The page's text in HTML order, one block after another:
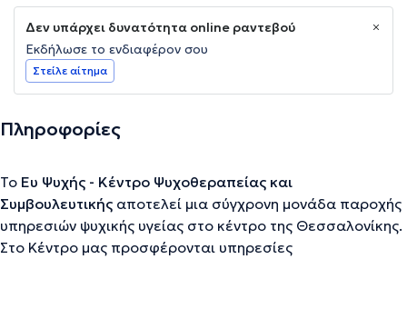
Δεν υπάρχει δυνατότητα online ραντεβού
Εκδήλωσε το ενδιαφέρον σου
Στείλε αίτημα
Πληροφορίες
Το Ευ Ψυχής - Κέντρο Ψυχοθεραπείας και
Συμβουλευτικής αποτελεί μια σύγχρονη μονάδα παροχής
υπηρεσιών ψυχικής υγείας στο κέντρο της Θεσσαλονίκης.
Στο Κέντρο μας προσφέρονται υπηρεσίες